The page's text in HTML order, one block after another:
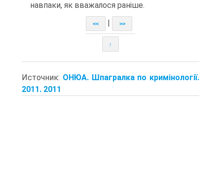
навпаки, як вважалося раніше.
<< >>
↑
Источник: ОНЮА. Шпагралка по кримінології.
2011. 2011